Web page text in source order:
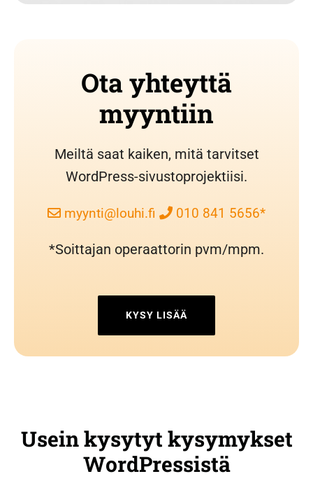
Ota yhteyttä
myyntiin
Meiltä saat kaiken, mitä tarvitset
WordPress-sivustoprojektiisi.
myynti@louhi.fi 010 841 5656*
*Soittajan operaattorin pvm/mpm.
KYSY LISÄÄ
Usein kysytyt kysymykset
WordPressistä